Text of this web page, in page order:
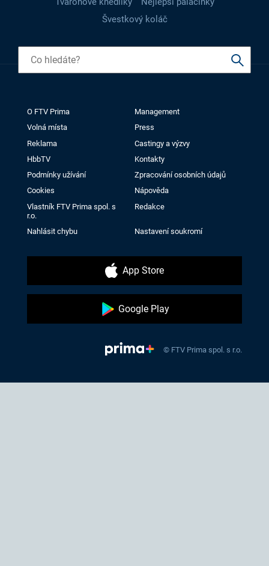
Švestkový koláč
O FTV Prima
Management
Volná místa
Press
Reklama
Castingy a výzvy
HbbTV
Kontakty
Podmínky užívání
Zpracování osobních údajů
Cookies
Nápověda
Vlastník FTV Prima spol. s
r.o.
Redakce
Nahlásit chybu Nastavení soukromí
App Store
Google Play
© FTV Prima spol. s r.o.